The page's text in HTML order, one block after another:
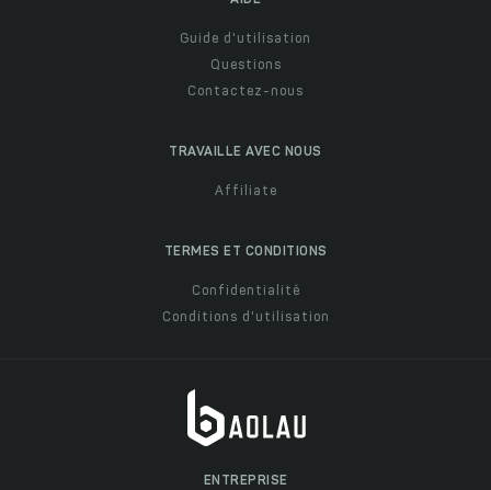
Guide d'utilisation
Questions
Contactez-nous
TRAVAILLE AVEC NOUS
Affiliate
TERMES ET CONDITIONS
Confidentialité
Conditions d'utilisation
ENTREPRISE